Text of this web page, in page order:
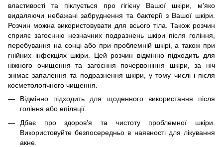
властивості та піклується про гігієну Вашої шкіри, м'яко
видаляючи небажані забруднення та бактерії з Вашої шкіри.
Розчин можна використовувати для всього тіла. Також розчин
сприяє загоєнню незначних подразнень шкіри після гоління,
перебування на сонці або при проблемній шкірі, а також при
гнійних інфекціях шкіри. Цей розчин відмінно підходить для
ніжного очищення та загоєння почервоніння шкіри, за ніч
знімає запалення та подразнення шкіри, у тому числі і після
косметологічного чищення.
Відмінно підходить для щоденного використання після
гоління або епіляції.
Дбає про здоров'я та чистоту проблемної шкіри.
Використовуйте безпосередньо в наявності для лікування
акне.